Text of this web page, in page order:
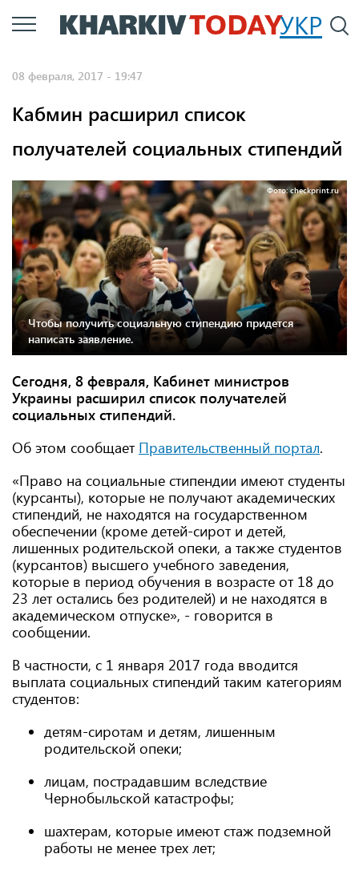
Перейти
к
УКР
08 февраля, 2017 - 19:47
Кабмин расширил список
получателей социальных стипендий
Фото: checkprint.ru
Чтобы получить социальную стипендию придется
написать заявление.
Сегодня, 8 февраля, Кабинет министров
Украины расширил список получателей
социальных стипендий.
Об этом сообщает Правительственный портал.
«Право на социальные стипендии имеют студенты
(курсанты), которые не получают академических
стипендий, не находятся на государственном
обеспечении (кроме детей-сирот и детей,
лишенных родительской опеки, а также студентов
(курсантов) высшего учебного заведения,
которые в период обучения в возрасте от 18 до
23 лет остались без родителей) и не находятся в
академическом отпуске», - говорится в
сообщении.
В частности, с 1 января 2017 года вводится
выплата социальных стипендий таким категориям
студентов:
детям-сиротам и детям, лишенным
родительской опеки;
лицам, пострадавшим вследствие
Чернобыльской катастрофы;
шахтерам, которые имеют стаж подземной
работы не менее трех лет;